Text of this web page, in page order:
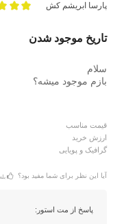
پارسا ابریشم کش
تاریخ موجود شدن
سلام
بازم موجود میشه؟
قیمت مناسب
ارزش خرید
گرافیک و پویایی
آیا این نظر برای شما مفید بود؟ بله
پاسخ از مت استور: